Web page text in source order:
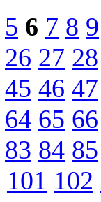
5 6 7 8 9
26 27 28
45 46 47
64 65 66
83 84 85
101 102